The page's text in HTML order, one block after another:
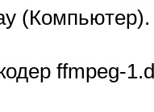
(Компьютер).
ffmpeg-